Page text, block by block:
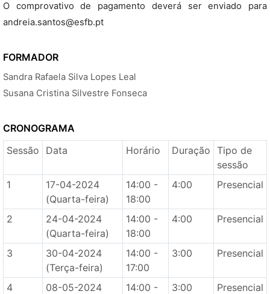
O comprovativo de pagamento deverá ser enviado para
andreia.santos@esfb.pt
FORMADOR
Sandra Rafaela Silva Lopes Leal
Susana Cristina Silvestre Fonseca
CRONOGRAMA
Sessão
Data Horário Duração Tipo de
sessão
1
17-04-2024
(Quarta-feira)
14:00 -
18:00
4:00 Presencial
2
24-04-2024
(Quarta-feira)
14:00 -
18:00
4:00 Presencial
3
30-04-2024
(Terça-feira)
14:00 -
17:00
3:00 Presencial
4
08-05-2024
14:00 -
3:00 Presencial